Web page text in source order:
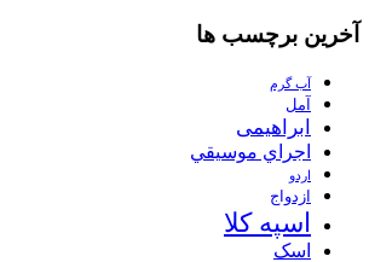
آخرین برچسب ها
آب گرم
آمل
ابراهیمی
اجراي موسيقي
اردو
ازدواج
اسپه کلا
اسک